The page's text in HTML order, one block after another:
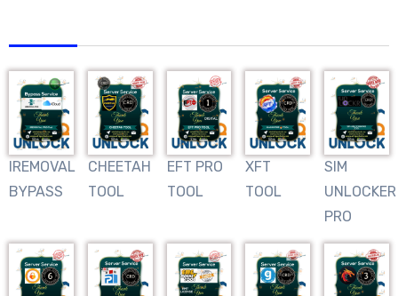
IREMOVAL
BYPASS
CHEETAH
TOOL
EFT PRO
TOOL
XFT
TOOL
SIM
UNLOCKER
PRO